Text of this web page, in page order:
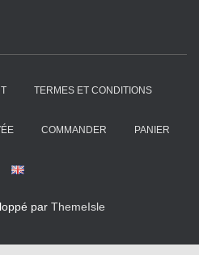
TERMES ET CONDITIONS
COMMANDER PANIER
par ThemeIsle